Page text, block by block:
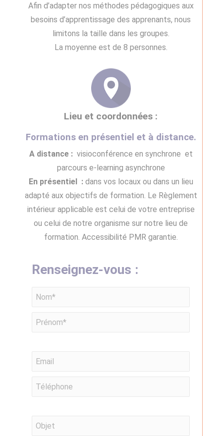
Afin d’adapter nos méthodes pédagogiques aux
besoins d’apprentissage des apprenants, nous
limitons la taille dans les groupes.
La moyenne est de 8 personnes.
Lieu et coordonnées :
Formations en présentiel et à distance.
A distance : visioconférence en synchrone et
parcours e-learning asynchrone
En présentiel :dans vos locaux ou dans un lieu
adapté aux objectifs de formation. Le Règlement
intérieur applicable est celui de votre entreprise
ou celui de notre organisme sur notre lieu de
formation. Accessibilité PMR garantie.
Renseignez-vous :